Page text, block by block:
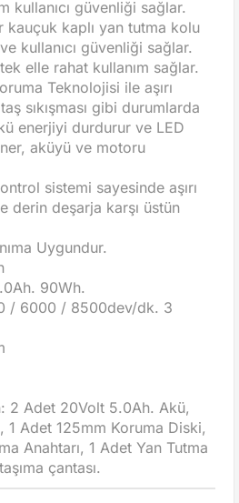
kullanıcı güvenliği sağlar.
kauçuk kaplı yan tutma kolu
kullanıcı güvenliği sağlar.
elle rahat kullanım sağlar.
Teknolojisi ile aşırı
sıkışması gibi durumlarda
enerjiyi durdurur ve LED
aküyü ve motoru
sistemi sayesinde aşırı
derin deşarja karşı üstün
Uygundur.
90Wh.
/ 6000 / 8500dev/dk. 3
2 Adet 20Volt 5.0Ah. Akü,
1 Adet 125mm Koruma Diski,
Anahtarı, 1 Adet Yan Tutma
çantası.